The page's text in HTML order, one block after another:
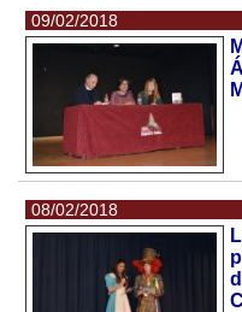
09/02/2018
08/02/2018